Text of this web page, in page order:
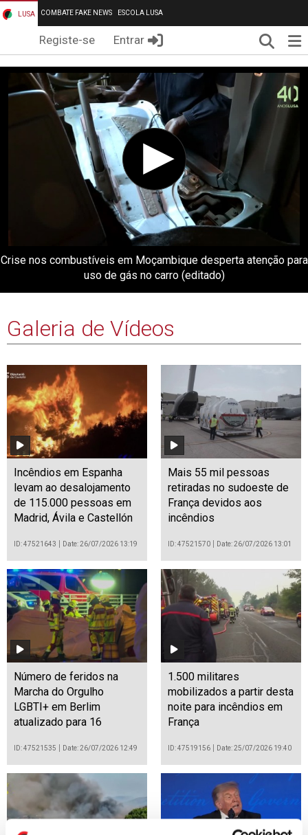
LUSA COMBATE FAKE NEWS ESCOLA LUSA
Registe-se Entrar
Crise nos combustíveis em Moçambique desperta atenção para
uso de gás no carro (editado)
Galeria de Vídeos
Incêndios em Espanha
levam ao desalojamento
de 115.000 pessoas em
Madrid, Ávila e Castellón
ID: 47521643 Date: 26/07/2026 13:19
Mais 55 mil pessoas
retiradas no sudoeste de
França devidos aos
incêndios
ID: 47521570 Date: 26/07/2026 13:01
Número de feridos na
Marcha do Orgulho
LGBTI+ em Berlim
atualizado para 16
ID: 47521535 Date: 26/07/2026 12:49
1.500 militares
mobilizados a partir desta
noite para incêndios em
França
ID: 47519156 Date: 25/07/2026 19:40